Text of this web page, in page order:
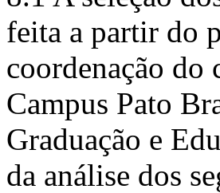
feita a partir do
coordenação do
Campus Pato
Graduação e
da análise dos